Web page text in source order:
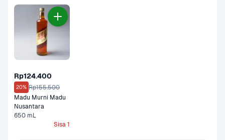
Rp124.400
20% Rp155.500
Madu Murni Madu
Nusantara
650 mL
Sisa 1